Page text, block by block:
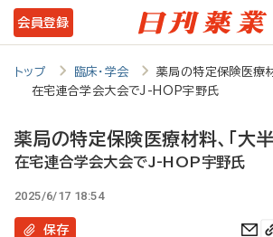
メ
イ
ン
テ
ツ
会員登録
トップ 臨床・学会
薬局の特定保険医療
在宅連合学会大会でJ-HOP宇野氏
薬局の特定保険医療材料、「大
在宅連合学会大会でJ-HOP宇野氏
2025/6/17 18:54
保存